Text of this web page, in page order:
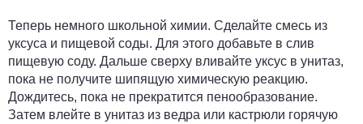
Теперь немного школьной химии. Сделайте смесь из
уксуса и пищевой соды. Для этого добавьте в слив
пищевую соду. Дальше сверху вливайте уксус в унитаз,
пока не получите шипящую химическую реакцию.
Дождитесь, пока не прекратится пенообразование.
Затем влейте в унитаз из ведра или кастрюли горячую